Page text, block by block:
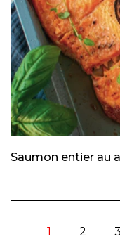
Saumon entier au
1 2 3